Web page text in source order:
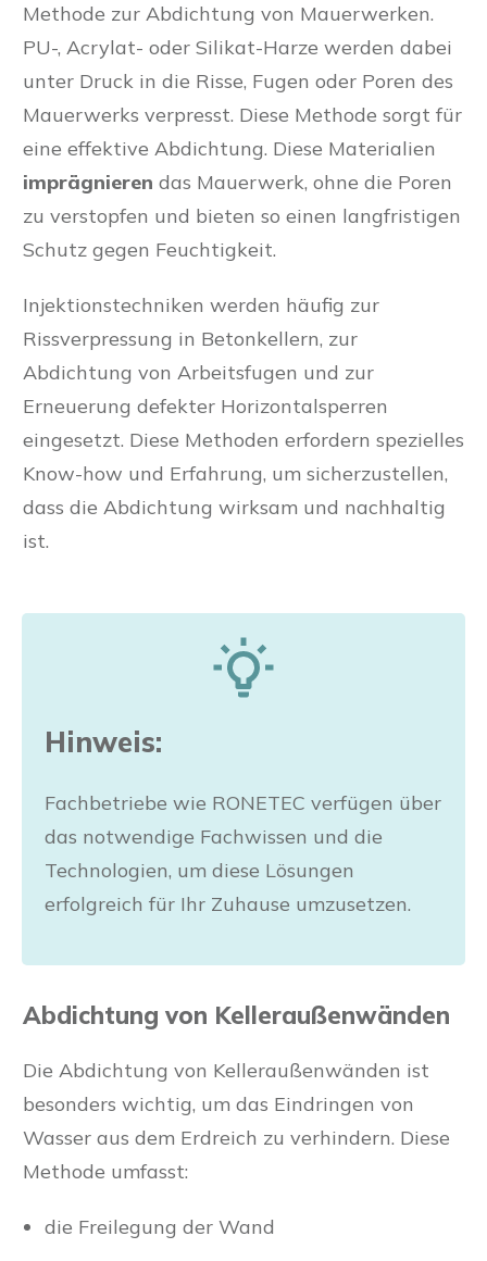
Methode zur Abdichtung von Mauerwerken.
PU-, Acrylat- oder Silikat-Harze werden dabei
unter Druck in die Risse, Fugen oder Poren des
Mauerwerks verpresst. Diese Methode sorgt für
eine effektive Abdichtung. Diese Materialien
imprägnieren das Mauerwerk, ohne die Poren
zu verstopfen und bieten so einen langfristigen
Schutz gegen Feuchtigkeit.
Injektionstechniken werden häufig zur
Rissverpressung in Betonkellern, zur
Abdichtung von Arbeitsfugen und zur
Erneuerung defekter Horizontalsperren
eingesetzt. Diese Methoden erfordern spezielles
Know-how und Erfahrung, um sicherzustellen,
dass die Abdichtung wirksam und nachhaltig
ist.
Hinweis:
Fachbetriebe wie RONETEC verfügen über
das notwendige Fachwissen und die
Technologien, um diese Lösungen
erfolgreich für Ihr Zuhause umzusetzen.
Abdichtung von Kelleraußenwänden
Die Abdichtung von Kelleraußenwänden ist
besonders wichtig, um das Eindringen von
Wasser aus dem Erdreich zu verhindern. Diese
Methode umfasst:
die Freilegung der Wand